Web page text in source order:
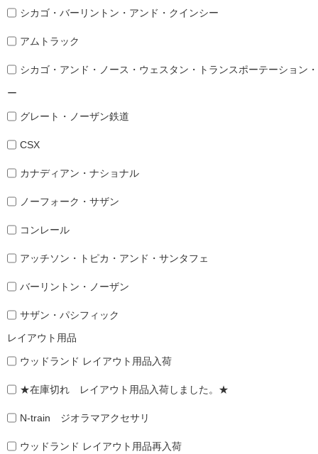
シカゴ・バーリントン・アンド・クインシー
アムトラック
シカゴ・アンド・ノース・ウェスタン・トランスポーテーション
ー
グレート・ノーザン鉄道
CSX
カナディアン・ナショナル
ノーフォーク・サザン
コンレール
アッチソン・トピカ・アンド・サンタフェ
バーリントン・ノーザン
サザン・パシフィック
レイアウト用品
ウッドランド レイアウト用品入荷
★在庫切れ レイアウト用品入荷しました。★
N-train ジオラマアクセサリ
ウッドランド レイアウト用品再入荷